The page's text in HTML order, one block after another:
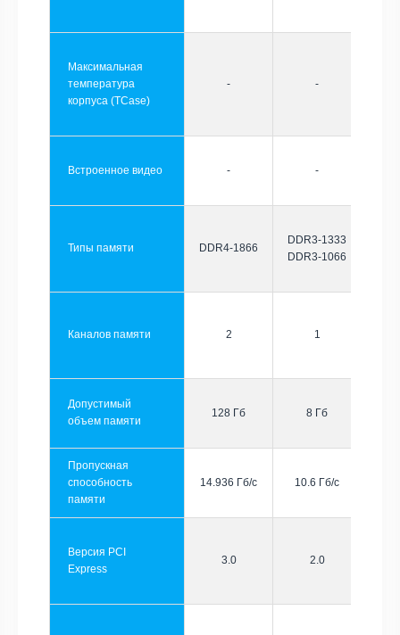
Максимальная
температура
корпуса (TCase)
- -
Встроенное видео - -
Типы памяти DDR4-1866
DDR3-1333
DDR3-1066
Каналов памяти 2 1
Допустимый
объем памяти
128 Гб 8 Гб
Пропускная
способность
памяти
14.936 Гб/с 10.6 Гб/с
Версия PCI
Express
3.0 2.0